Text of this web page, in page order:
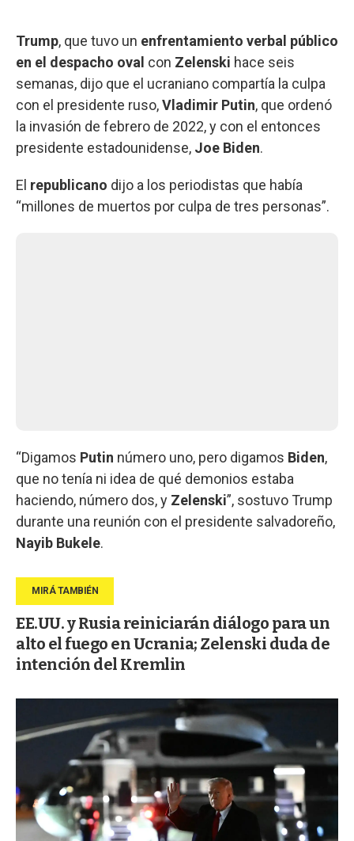
Trump, que tuvo un enfrentamiento verbal público
en el despacho oval con Zelenski hace seis
semanas, dijo que el ucraniano compartía la culpa
con el presidente ruso,Vladimir Putin, que ordenó
la invasión de febrero de 2022, y con el entonces
presidente estadounidense, Joe Biden.
El republicano dijo a los periodistas que había
“millones de muertos por culpa de tres personas”.
“Digamos Putin número uno, pero digamos Biden,
que no tenía ni idea de qué demonios estaba
haciendo, número dos, y Zelenski”, sostuvo Trump
durante una reunión con el presidente salvadoreño,
Nayib Bukele.
EE.UU. y Rusia reiniciarán diálogo para un
alto el fuego en Ucrania; Zelenski duda de
intención del Kremlin